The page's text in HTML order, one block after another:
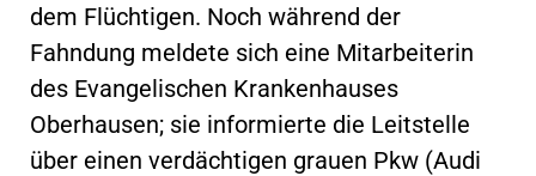
dem Flüchtigen. Noch während der
Fahndung meldete sich eine Mitarbeiterin
des Evangelischen Krankenhauses
Oberhausen; sie informierte die Leitstelle
über einen verdächtigen grauen Pkw (Audi